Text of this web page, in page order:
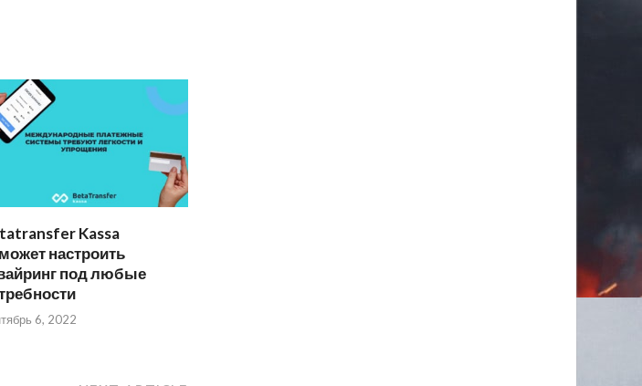
Kassa
настроить
под любые
6, 2022